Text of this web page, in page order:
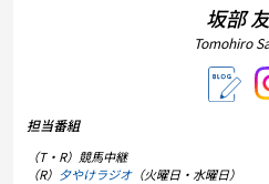
坂部
Tomohiro
担当番組
（T・R）競馬中継
（R） 夕やけラジオ（火曜日・水曜日）